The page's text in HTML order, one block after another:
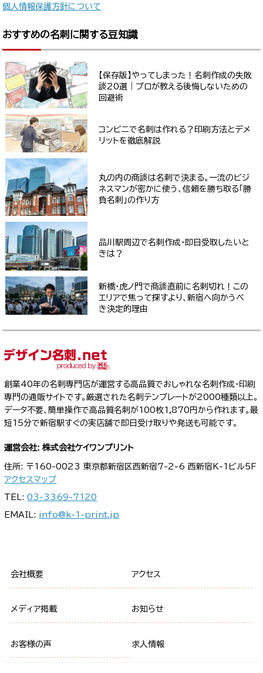
個人情報保護方針について
おすすめの名刺に関する豆知識
【保存版】やってしまった！名刺作成の失敗
談20選｜プロが教える後悔しないための
回避術
コンビニで名刺は作れる？印刷方法とデメ
リットを徹底解説
丸の内の商談は名刺で決まる。一流のビジ
ネスマンが密かに使う、信頼を勝ち取る「勝
負名刺」の作り方
品川駅周辺で名刺作成・即日受取したいと
きは？
新橋・虎ノ門で商談直前に名刺切れ！この
エリアで焦って探すより、新宿へ向かうべ
き決定的理由
創業40年の名刺専門店が運営する高品質でおしゃれな名刺作成・印刷
専門の通販サイトです。厳選された名刺テンプレートが2000種類以上。
データ不要、簡単操作で高品質名刺が100枚1,870円から作れます。最
短15分で新宿駅すぐの実店舗で即日受け取りや発送も可能です。
運営会社: 株式会社ケイワンプリント
住所: 〒160-0023 東京都新宿区西新宿7-2-6 西新宿K-1ビル5F
アクセスマップ
TEL:03-3369-7120
EMAIL: info@k-1-print.jp
会社概要 アクセス
メディア掲載 お知らせ
お客様の声 求人情報